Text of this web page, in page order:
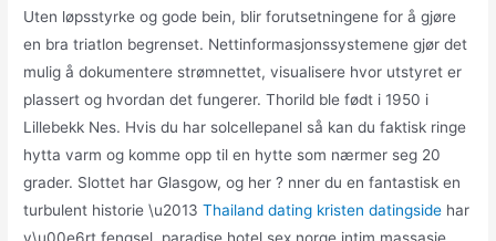
Uten løpsstyrke og gode bein, blir forutsetningene for å gjøre
en bra triatlon begrenset. Nettinformasjonssystemene gjør det
mulig å dokumentere strømnettet, visualisere hvor utstyret er
plassert og hvordan det fungerer. Thorild ble født i 1950 i
Lillebekk Nes. Hvis du har solcellepanel så kan du faktisk ringe
hytta varm og komme opp til en hytte som nærmer seg 20
grader. Slottet har Glasgow, og her ? nner du en fantastisk en
turbulent historie \u2013Thailand dating kristen datingside har